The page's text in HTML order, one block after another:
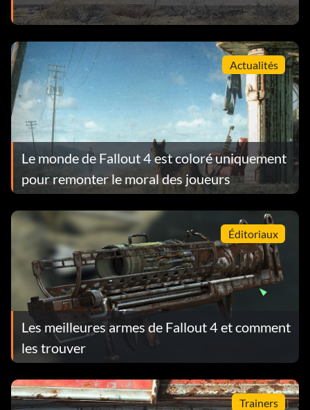
Actualités
Le monde de Fallout 4 est coloré uniquement
pour remonter le moral des joueurs
Éditoriaux
Les meilleures armes de Fallout 4 et comment
les trouver
Trainers